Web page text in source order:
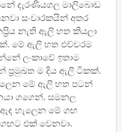
දැරණියගල මාලිබොඩ
සංචාරකයින් අතර
නැති ඇලි හත කියලා
මේ ඇලි හත එච්චරම
ලංකාවේ ඉතාම
ප‍්‍රමුඛත ම දිය ඇලි ටිකක්.
මේ ඇලි හත පටන්
ගගෙන්. සමනල
හැලෙන මේ ගඟ
එක් වෙනවා.